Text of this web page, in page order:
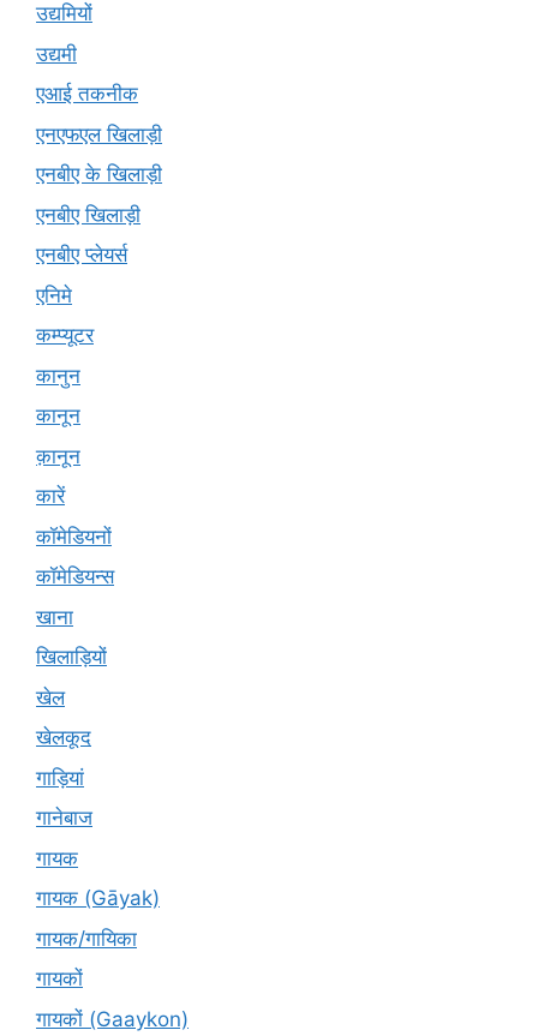
उद्यमियों
उद्यमी
एआई तकनीक
एनएफएल खिलाड़ी
एनबीए के खिलाड़ी
एनबीए खिलाड़ी
एनबीए प्लेयर्स
एनिमे
कम्प्यूटर
कानुन
कानून
क़ानून
कारें
कॉमेडियनों
कॉमेडियन्स
खाना
खिलाड़ियों
खेल
खेलकूद
गाड़ियां
गानेबाज
गायक
गायक (Gāyak)
गायक/गायिका
गायकों
गायकों (Gaaykon)